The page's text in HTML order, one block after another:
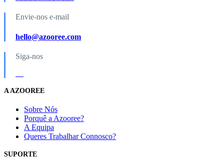
Envie-nos e-mail
hello@azooree.com
Siga-nos
A AZOOREE
Sobre Nós
Porquê a Azooree?
A Equipa
Queres Trabalhar Connosco?
SUPORTE